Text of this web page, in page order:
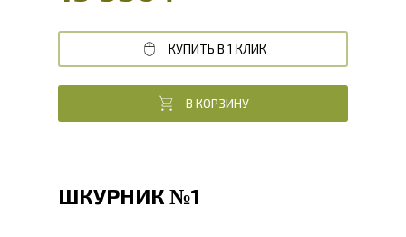
КУПИТЬ В 1 КЛИК
В КОРЗИНУ
ШКУРНИК №1